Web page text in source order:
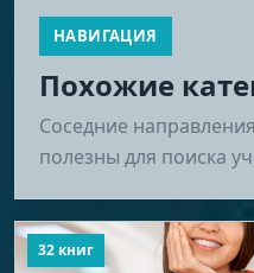
НАВИГАЦИЯ
Похожие
Соседние
полезны для поиска
32 книг